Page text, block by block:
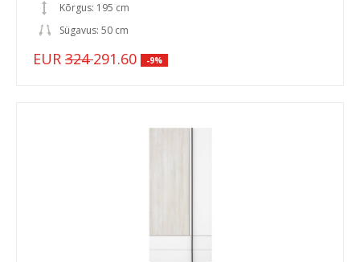
Kõrgus: 195 cm
Sügavus: 50 cm
EUR 324291.60 -9%